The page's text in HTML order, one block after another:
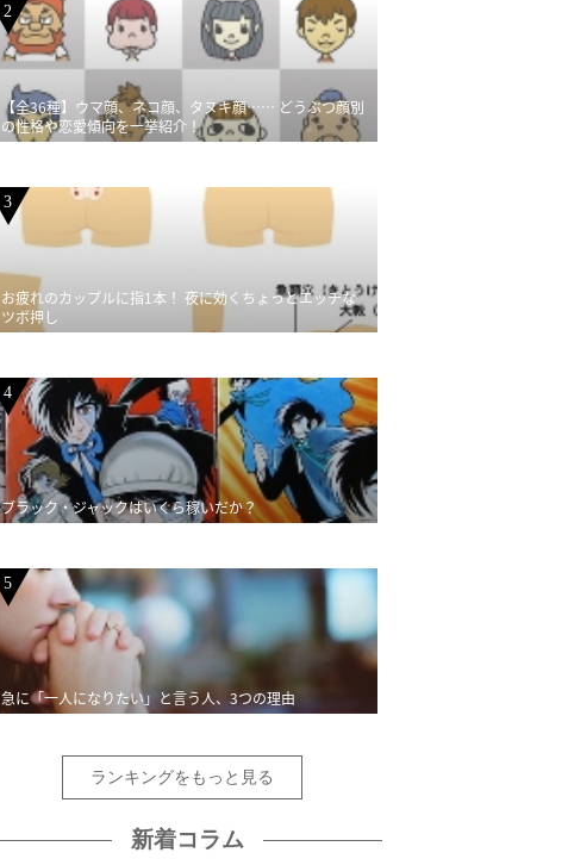
2
【全36種】ウマ顔、ネコ顔、タヌキ顔…… どうぶつ顔別
の性格や恋愛傾向を一挙紹介！
3
お疲れのカップルに指1本！ 夜に効くちょっとエッチな
ツボ押し
4
ブラック・ジャックはいくら稼いだか？
5
急に「一人になりたい」と言う人、3つの理由
ランキングをもっと見る
新着コラム